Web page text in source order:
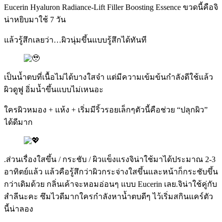
Eucerin Hyaluron Radiance-Lift Filler Boosting Essence ขวดนี้คือจิ
น่าหยิบมาใช้ 7 วัน
แล้วรู้สึกเลยว่า…ผิวนุ่มขึ้นแบบรู้สึกได้ทันที
เป็นน้ำตบที่เนื้อไม่ได้บางใสจ๋า แต่มีความเข้มข้นกำลังดีใช้แล้ว
ผิวดูฟู อิ่มน้ำขึ้นแบบไม่เหนอะ
ใครผิวหมอง + แห้ง + เริ่มมีริ้วรอยเล็กๆตัวนี้คือช่วย “ปลุกผิว”
ได้ดีมาก
.ส่วนเรื่องใสขึ้น / กระชับ / ผิวแข็งแรงจิน่าใช้มาได้ประมาณ 2-3
อาทิตย์แล้ว แล้วคือรู้สึกว่าผิวกระจ่างใสขึ้นและหน้าก็กระชับขึ้น
กว่าเดิมด้วย กลิ่นเค้าจะหอมอ่อนๆ แบบ Eucerin เลย.จิน่าใช้คู่กับ
สำลีนะคะ ซึมไวดีมากใครกำลังหาน้ำตบดีๆ ไว้เริ่มสกินแคร์ตัว
นี้น่าลอง